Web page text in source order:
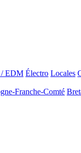
/ EDM Électro Locales
Franche-Comté